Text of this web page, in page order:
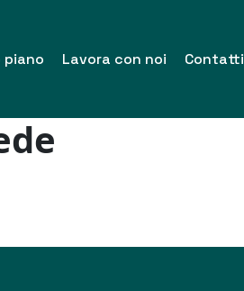
piano Lavora con noi Contatti